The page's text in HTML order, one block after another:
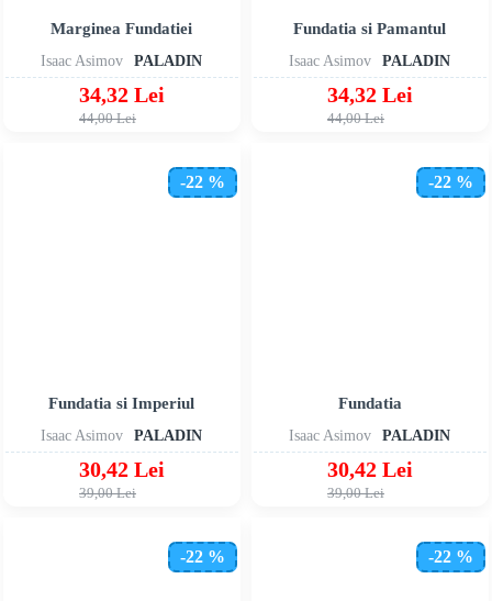
Isaac Asimov PALADIN
Marginea Fundatiei
34,32 Lei
44,00 Lei
Isaac Asimov PALADIN
Fundatia si Pamantul
34,32 Lei
44,00 Lei
-22 %
Isaac Asimov PALADIN
Fundatia si Imperiul
30,42 Lei
39,00 Lei
-22 %
Isaac Asimov PALADIN
Fundatia
30,42 Lei
39,00 Lei
-22 % -22 %